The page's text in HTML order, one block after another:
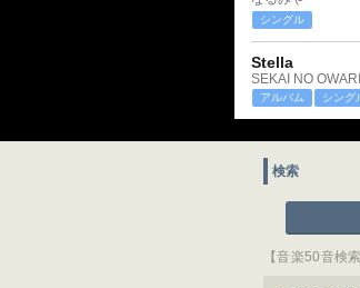
シングル
Stella
SEKAI NO OWARI
アルバム シング
検索
【音楽50音検索